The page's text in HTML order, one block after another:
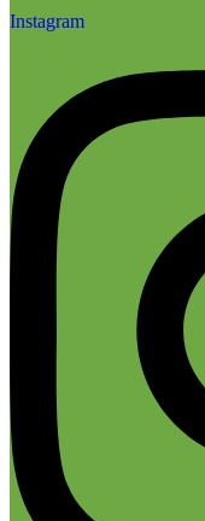
Instagram